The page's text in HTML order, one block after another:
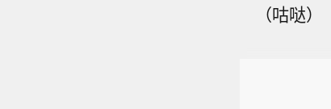
（咕哒）